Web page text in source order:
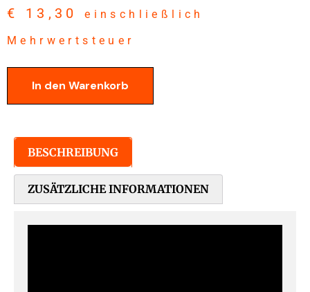
€ 13,30
einschließlich
Mehrwertsteuer
In den Warenkorb
BESCHREIBUNG
ZUSÄTZLICHE INFORMATIONEN